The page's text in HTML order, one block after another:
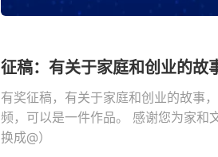
征稿：有关于家庭和创业的故
有奖征稿，有关于家庭和创业的故事
频，可以是一件作品。 感谢您为家
换成@）